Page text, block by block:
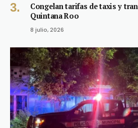
Congelan tarifas de taxis y
Quintana Roo
8 julio, 2026